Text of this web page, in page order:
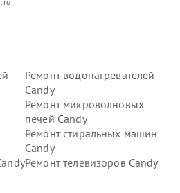
Ремонт водонагревателей
Candy
Ремонт микроволновых
печей Candy
Ремонт стиральных машин
Candy
Ремонт телевизоров Candy